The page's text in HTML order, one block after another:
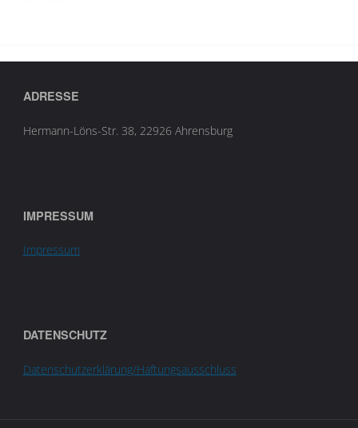
ADRESSE
Hermann-Löns-Str. 38, 22926 Ahrensburg
IMPRESSUM
Impressum
DATENSCHUTZ
Datenschutzerklärung/Haftungsausschluss